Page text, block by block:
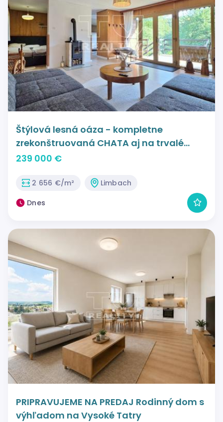
Štýlová lesná oáza - kompletne
zrekonštruovaná CHATA aj na trvalé
bývanie, Limbach, 90 m2
239 000 €
2 656 €/m²
Limbach
Dnes
PRIPRAVUJEME NA PREDAJ Rodinný dom s
výhľadom na Vysoké Tatry